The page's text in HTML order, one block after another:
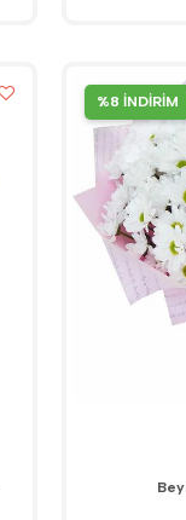
%8 İNDİRİM